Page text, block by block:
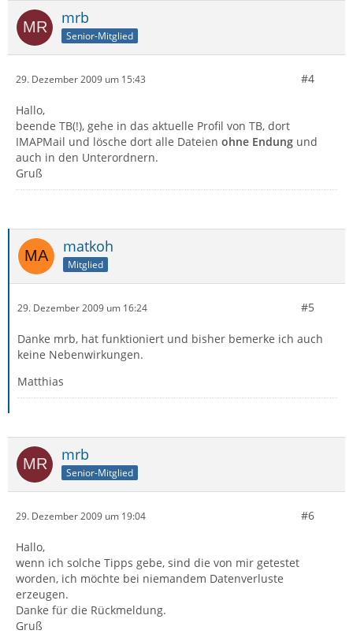
mrb
Senior-Mitglied
29. Dezember 2009 um 15:43 #4
Hallo,
beende TB(!), gehe in das aktuelle Profil von TB, dort
IMAPMail und lösche dort alle Dateien ohne Endung und
auch in den Unterordnern.
Gruß
matkoh
Mitglied
29. Dezember 2009 um 16:24 #5
Danke mrb, hat funktioniert und bisher bemerke ich auch
keine Nebenwirkungen.
Matthias
mrb
Senior-Mitglied
29. Dezember 2009 um 19:04 #6
Hallo,
wenn ich solche Tipps gebe, sind die von mir getestet
worden, ich möchte bei niemandem Datenverluste
erzeugen.
Danke für die Rückmeldung.
Gruß